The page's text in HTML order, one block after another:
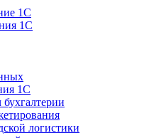
1С
1С
1С
бухгалтерии
логистики